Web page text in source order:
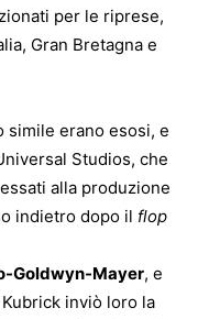
per le riprese,
Gran Bretagna e
simile erano esosi, e
Studios, che
alla produzione
indietro dopo il flop
Goldwyn-Mayer, e
Kubrick inviò loro la